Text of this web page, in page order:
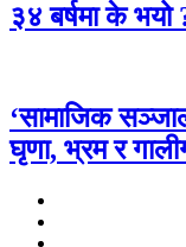
३४ बर्षमा के
‘सामाजिक
घृणा, भ्रम र